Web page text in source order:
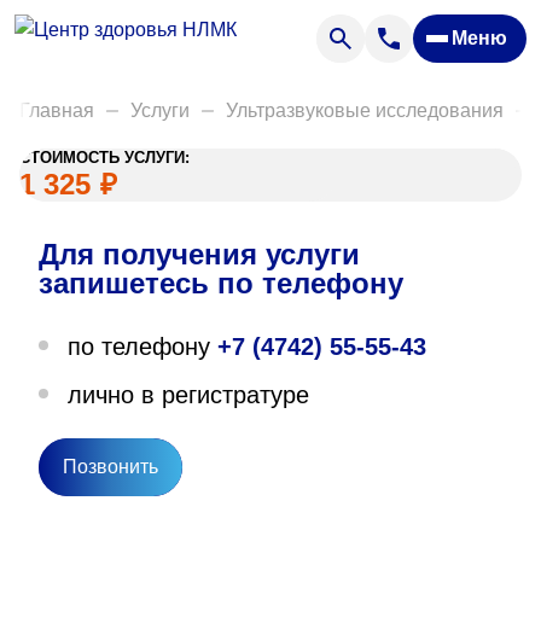
Меню
Анализы
Акции
Пациентам
Вакансии
О нас
Направления деятельности
Главная Услуги Ультразвуковые исследования
СТОИМОСТЬ УСЛУГИ:
1 325 ₽
Для получения услуги
запишетесь по телефону
по телефону +7 (4742) 55-55-43
лично в регистратуре
Позвонить